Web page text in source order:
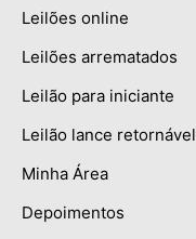
Leilões online
Leilões arrematados
Leilão para iniciante
Leilão lance retornável
Minha Área
Depoimentos